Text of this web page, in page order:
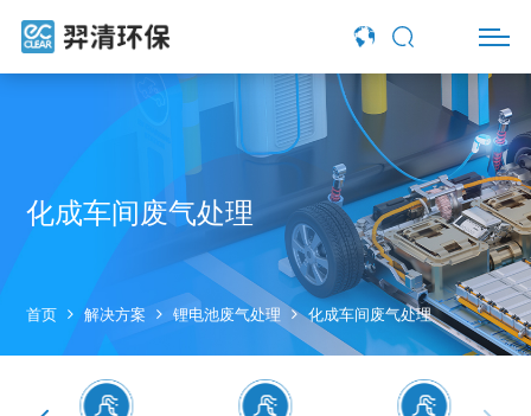
化成车间废气处理
首页 解决方案 锂电池废气处理 化成车间废气处理